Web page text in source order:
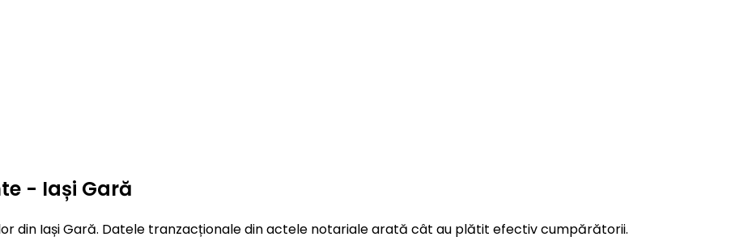
- Iași Gară
din Iași Gară. Datele tranzacționale din actele notariale arată cât au plătit efectiv cumpărătorii.